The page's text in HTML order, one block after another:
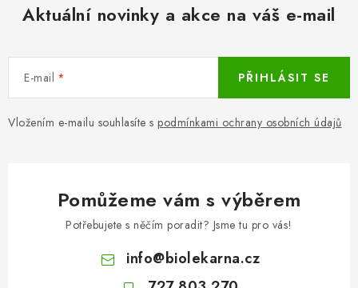
Aktuální novinky a akce na váš e-mail
E-mail
Vložením e-mailu souhlasíte s podmínkami ochrany osobních údajů
PŘIHLÁSIT SE
Pomůžeme vám s výběrem
Potřebujete s něčím poradit? Jsme tu pro vás!
info@biolekarna.cz